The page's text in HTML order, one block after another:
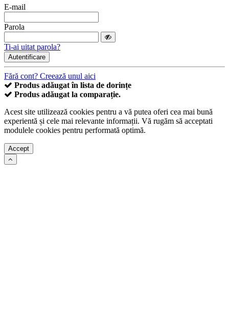
E-mail
Parola
Ti-ai uitat parola?
Autentificare
Fără cont? Creează unul aici
Produs adăugat în lista de dorințe
Produs adăugat la comparație.
Acest site utilizează cookies pentru a vă putea oferi cea mai bună
experientă și cele mai relevante informații. Vă rugăm să acceptati
modulele cookies pentru performată optimă.
Accept